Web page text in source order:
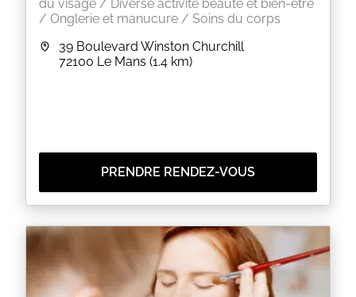
du visage / Diverse activité beauté et bien-être
/ Onglerie et manucure / Soins du corps
39 Boulevard Winston Churchill
72100 Le Mans (1.4 km)
PRENDRE RENDEZ-VOUS